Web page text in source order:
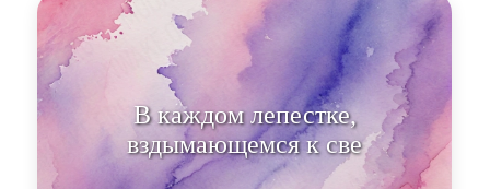
В каждом лепестке,
вздымающемся к свету,
заключена поэзия.